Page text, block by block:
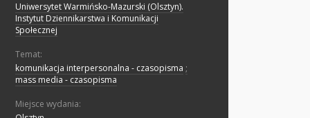
Uniwersytet Warmińsko-Mazurski (Olsztyn).
Instytut Dziennikarstwa i Komunikacji
Społecznej
Temat:
komunikacja interpersonalna - czasopisma ;
mass media - czasopisma
Miejsce wydania: